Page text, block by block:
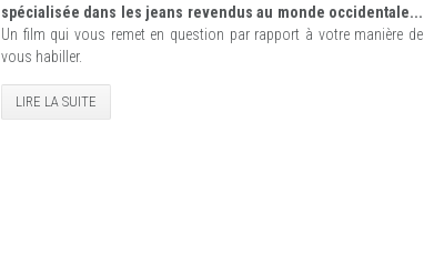
spécialisée dans les jeans revendus au monde occidentale...
Un film qui vous remet en question par rapport à votre manière de
vous habiller.
LIRE LA SUITE